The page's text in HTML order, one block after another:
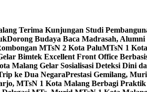
Terima Kunjungan Studi
Dorong Budaya Baca Madrasah,
MTsN 2 Kota PaluMTsN 1
Bimtek Excellent Front Office
Malang Gelar Sosialisasi Deteksi Dini
ke Dua NegaraPrestasi Gemilang,
MTsN 1 Kota Malang Berbagi